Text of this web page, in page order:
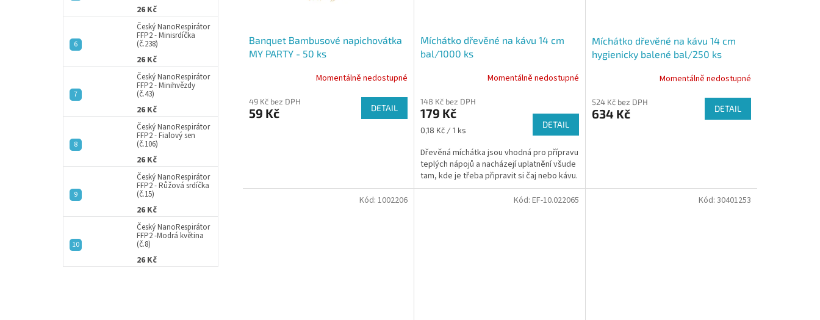
26 Kč
Český NanoRespirátor
FFP2 - Minisrdíčka
(č.238)
26 Kč
Český NanoRespirátor
FFP2 - Minihvězdy
(č.43)
26 Kč
Český NanoRespirátor
FFP2 - Fialový sen
(č.106)
26 Kč
Český NanoRespirátor
FFP2 - Růžová srdíčka
(č.15)
26 Kč
Český NanoRespirátor
FFP2 -Modrá květina
(č.8)
26 Kč
Banquet Bambusové napichovátka
MY PARTY - 50 ks
Momentálně nedostupné
49 Kč bez DPH
59 Kč DETAIL
Míchátko dřevěné na kávu 14 cm
bal/1000 ks
Momentálně nedostupné
148 Kč bez DPH
179 Kč
Měrná
0,18 Kč / 1 ks
DETAIL
Dřevěná míchátka jsou vhodná pro přípravu
teplých nápojů a nacházejí uplatnění všude
tam, kde je třeba připravit si čaj nebo kávu.
Míchátko dřevěné na kávu 14 cm
hygienicky balené bal/250 ks
Momentálně nedostupné
524 Kč bez DPH
634 Kč DETAIL
Kód: 1002206 Kód: EF-10.022065 Kód: 30401253